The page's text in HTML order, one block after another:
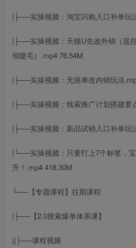
|├──实操视频：淘宝闪购入口补单玩
|├──实操视频：天猫U先改外销（遥
假睫毛）.mp4 76.54M
|├──实操视频：无痕单改内销玩法
|├──实操视频：线索推广计划搭建要
|├──实操视频：新品试销入口补单玩
|└──实操视频：只要打上7个标签，
升！.mp4 418.30M
└──【专题课程】往期课程
|├──【2.0搜索爆单体系课】
||├──课程视频